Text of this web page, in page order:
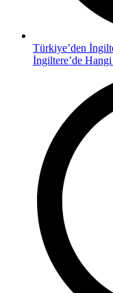
Türkiye’den
İngiltere’de